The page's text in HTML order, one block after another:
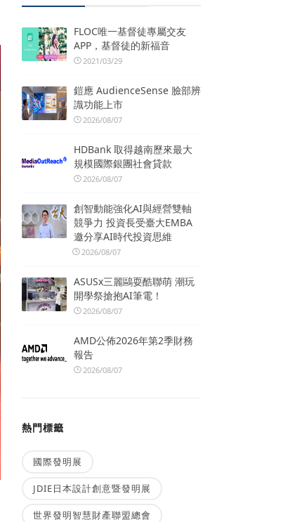
FLOC唯一基督徒專屬交友
APP，基督徒的新福音
2021/03/29
鎧應 AudienceSense 臉部辨
識功能上市
2026/08/07
HDBank 取得越南歷來最大
規模國際銀團社會貸款
2026/08/07
創智動能強化AI與經營雙軸
競爭力 投資長受臺大EMBA
邀分享AI時代投資思維
2026/08/07
ASUSx三麗鷗耍酷聯萌 潮玩
開學祭搶抱AI筆電！
2026/08/07
AMD公佈2026年第2季財務
報告
2026/08/07
熱門標籤
國際發明展
JDIE日本設計創意暨發明展
世界發明智慧財產聯盟總會